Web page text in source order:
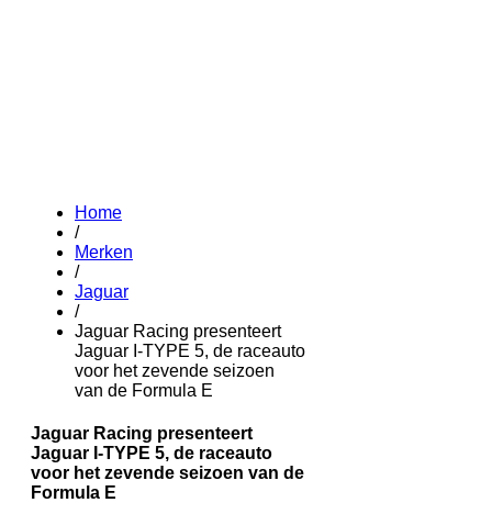
Home
/
Merken
/
Jaguar
/
Jaguar Racing presenteert
Jaguar I-TYPE 5, de raceauto
voor het zevende seizoen
van de Formula E
Jaguar Racing presenteert
Jaguar I-TYPE 5, de raceauto
voor het zevende seizoen van de
Formula E